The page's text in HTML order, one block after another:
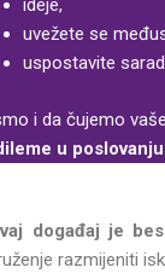
ideje,
uvežete se
uspostavite
i da čujemo
u
događaj je
razmijeniti